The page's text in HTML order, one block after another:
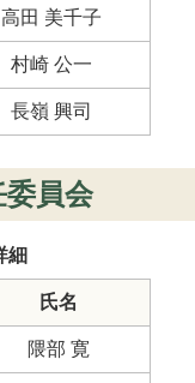
高田 美千子
村崎 公一
長嶺 興司
委員会
細
氏名
隈部 寛